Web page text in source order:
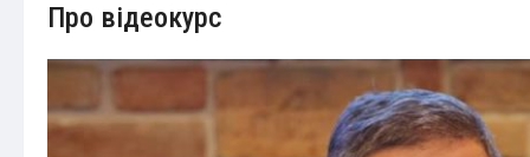
Про відеокурс